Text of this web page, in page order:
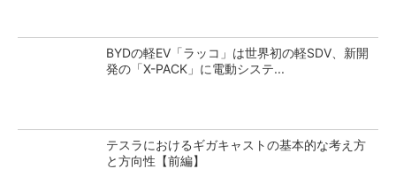
BYDの軽EV「ラッコ」は世界初の軽SDV、新開
発の「X-PACK」に電動システ...
テスラにおけるギガキャストの基本的な考え方
と方向性【前編】